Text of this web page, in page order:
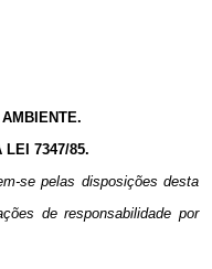
LEI 7347/85.
se pelas disposições desta
de responsabilidade por